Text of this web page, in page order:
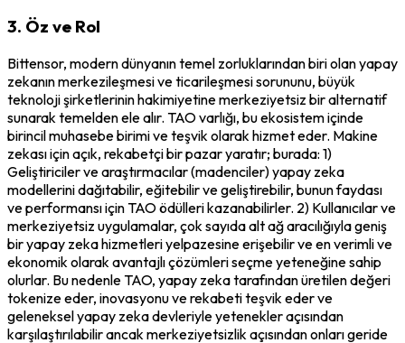
3. Öz ve Rol
Bittensor, modern dünyanın temel zorluklarından biri olan yapay
zekanın merkezileşmesi ve ticarileşmesi sorununu, büyük
teknoloji şirketlerinin hakimiyetine merkeziyetsiz bir alternatif
sunarak temelden ele alır. TAO varlığı, bu ekosistem içinde
birincil muhasebe birimi ve teşvik olarak hizmet eder. Makine
zekası için açık, rekabetçi bir pazar yaratır; burada: 1)
Geliştiriciler ve araştırmacılar (madenciler) yapay zeka
modellerini dağıtabilir, eğitebilir ve geliştirebilir, bunun faydası
ve performansı için TAO ödülleri kazanabilirler. 2) Kullanıcılar ve
merkeziyetsiz uygulamalar, çok sayıda alt ağ aracılığıyla geniş
bir yapay zeka hizmetleri yelpazesine erişebilir ve en verimli ve
ekonomik olarak avantajlı çözümleri seçme yeteneğine sahip
olurlar. Bu nedenle TAO, yapay zeka tarafından üretilen değeri
tokenize eder, inovasyonu ve rekabeti teşvik eder ve
geleneksel yapay zeka devleriyle yetenekler açısından
karşılaştırılabilir ancak merkeziyetsizlik açısından onları geride